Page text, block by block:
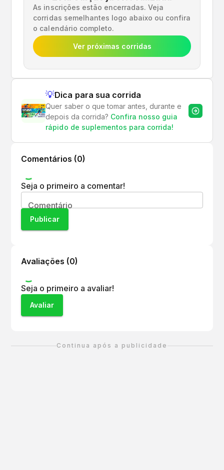
As inscrições estão encerradas. Veja
corridas semelhantes logo abaixo ou confira
o calendário completo.
Ver próximas corridas
💡Dica para sua corrida
Quer saber o que tomar antes, durante e
depois da corrida? Confira nosso guia
rápido de suplementos para corrida!
Comentários (0)
Seja o primeiro a comentar!
Comentário
Publicar
Avaliações (0)
Seja o primeiro a avaliar!
Avaliar
Continua após a publicidade